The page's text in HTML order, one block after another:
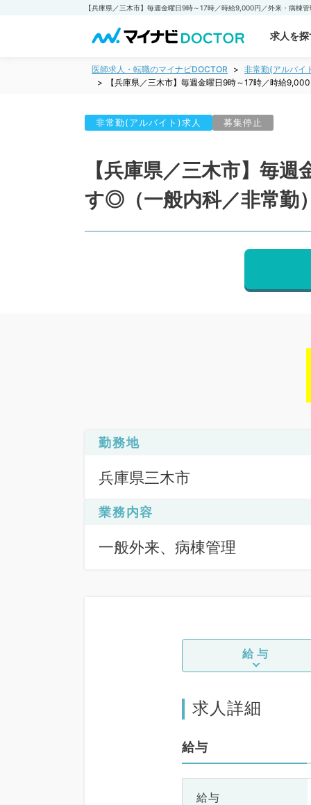
求人を探
医師求人・転職のマイナビDOCTOR
非常勤(アルバイ
【兵庫県／三木市】毎週金曜日9時～17時／時給
非常勤(アルバイト)求人 募集停止
【兵庫県／三木市】毎
す◎（一般内科／非常勤
勤務地
兵庫県三木市
業務内容
一般外来、病棟管理
給与
求人詳細
給与
給与